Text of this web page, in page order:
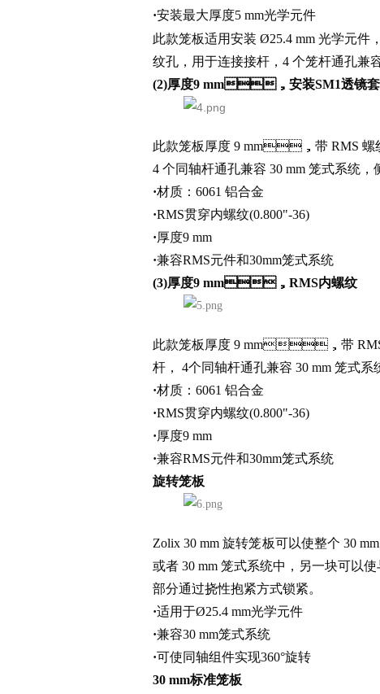
·安装最大厚度5 mm光学元件
此款笼板适用安装 Ø25.4 mm 光学元件
纹孔，用于连接接杆，4 个笼杆通孔
(2)厚度9 mm，安装SM1透镜
此款笼板厚度 9 mm，带 RMS 螺纹贯
4 个同轴杆通孔兼容 30 mm 笼式系统
·材质：6061 铝合金
·RMS贯穿内螺纹(0.800"-36)
·厚度9 mm
·兼容RMS元件和30mm笼式系统
(3)厚度9 mm，RMS内螺纹
此款笼板厚度 9 mm，带 RMS 螺
杆， 4个同轴杆通孔兼容 30 mm 笼式系统
·材质：6061 铝合金
·RMS贯穿内螺纹(0.800"-36)
·厚度9 mm
·兼容RMS元件和30mm笼式系统
旋转笼板
Zolix 30 mm 旋转笼板可以使整个 30 mm
或者 30 mm 笼式系统中，另一块可以
部分通过挠性抱紧方式锁紧。
·适用于Ø25.4 mm光学元件
·兼容30 mm笼式系统
·可使同轴组件实现360°旋转
30 mm标准笼板